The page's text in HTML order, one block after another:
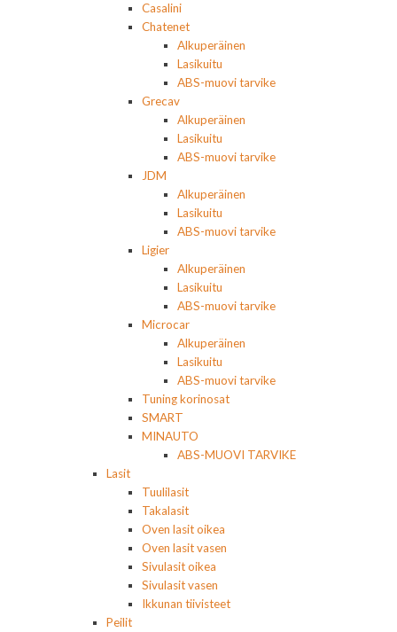
Casalini
Chatenet
Alkuperäinen
Lasikuitu
ABS-muovi tarvike
Grecav
Alkuperäinen
Lasikuitu
ABS-muovi tarvike
JDM
Alkuperäinen
Lasikuitu
ABS-muovi tarvike
Ligier
Alkuperäinen
Lasikuitu
ABS-muovi tarvike
Microcar
Alkuperäinen
Lasikuitu
ABS-muovi tarvike
Tuning korinosat
SMART
MINAUTO
ABS-MUOVI TARVIKE
Lasit
Tuulilasit
Takalasit
Oven lasit oikea
Oven lasit vasen
Sivulasit oikea
Sivulasit vasen
Ikkunan tiivisteet
Peilit